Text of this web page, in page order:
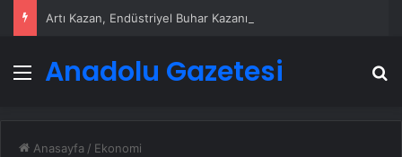
Menü
Anadolu Gazetesi
Anasayfa / Ekonomi